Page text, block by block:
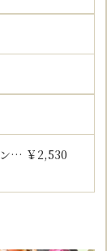
ン… ￥2,530